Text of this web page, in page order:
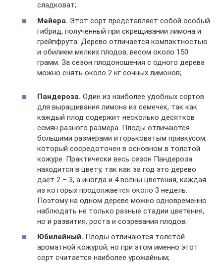
сладковат;
Мейера. Этот сорт представляет собой особый
гибрид, полученный при скрещивании лимона и
грейпфрута. Дерево отличается компактностью
и обилием мелких плодов, весом около 150
грамм. За сезон плодоношения с одного дерева
можно снять около 2 кг сочных лимонов;
Пандероза. Один из наиболее удобных сортов
для выращивания лимона из семечек, так как
каждый плод содержит несколько десятков
семян разного размера. Плоды отличаются
большими размерами и горьковатым привкусом,
который сосредоточен в основном в толстой
кожуре. Практически весь сезон Пандероза
находится в цвету, так как за год это дерево
дает 2 – 3, а иногда и 4 волны цветения, каждая
из которых продолжается около 3 недель.
Поэтому на одном дереве можно одновременно
наблюдать не только разные стадии цветения,
но и развития, роста и созревания плодов;
Юбилейный. Плоды отличаются толстой
ароматной кожурой, но при этом именно этот
сорт считается наиболее урожайным;